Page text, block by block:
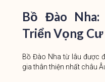
Bồ Đào
Triển Vọng Cư
Bồ Đào Nha từ lâu được
gia thân thiện nhất châu